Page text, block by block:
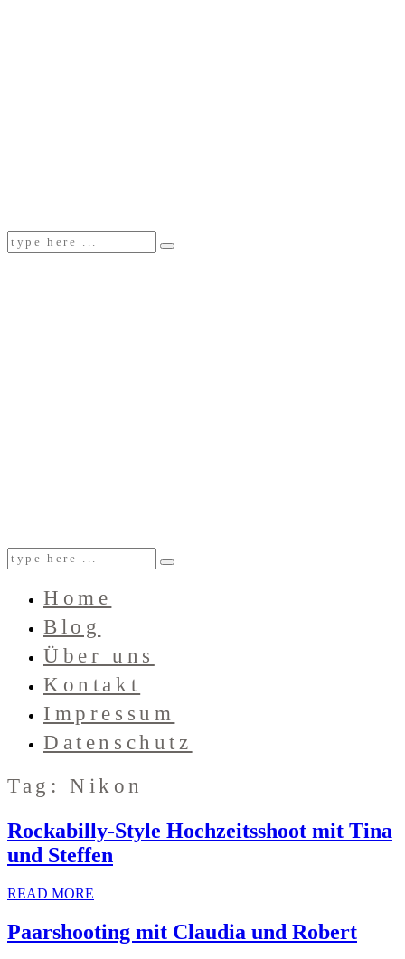
Home
Blog
Über uns
Kontakt
Impressum
Datenschutz
Tag: Nikon
Rockabilly-Style Hochzeitsshoot mit Tina
und Steffen
READ MORE
Paarshooting mit Claudia und Robert